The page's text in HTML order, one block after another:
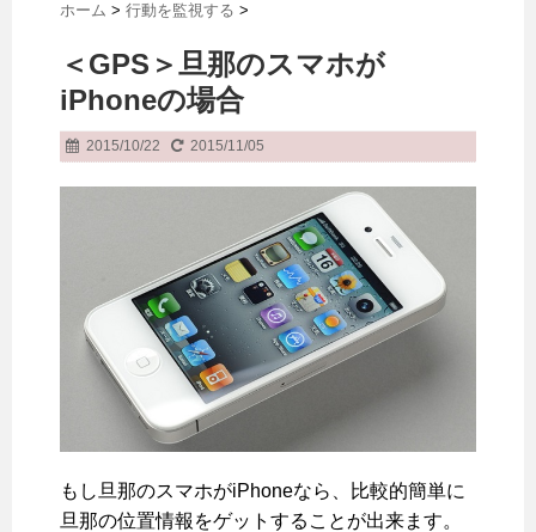
ホーム > 行動を監視する >
＜GPS＞旦那のスマホが
iPhoneの場合
2015/10/22 2015/11/05
もし旦那のスマホがiPhoneなら、比較的簡単に
旦那の位置情報をゲットすることが出来ます。